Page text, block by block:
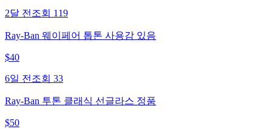
2달 전 조회 119
Ray-Ban 웨이페어 톱톤 사용감 있음
$40
6일 전 조회 33
Ray-Ban 투톤 클래식 선글라스 정품
$50